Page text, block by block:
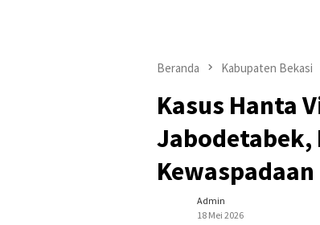
Beranda Kabupaten Bekasi
Kasus Hanta
Jabodetabek,
Kewaspadaan
Admin
18 Mei 2026